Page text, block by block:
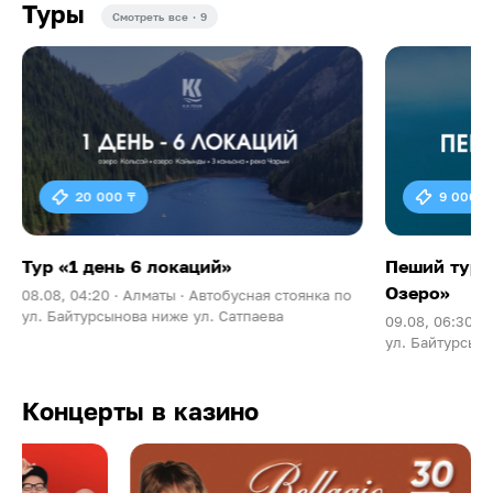
Туры Смотреть все · 9
20 000 ₸
Тур «1 день 6 локаций»
08.08, 04:20 · Алматы · Автобусная стоянка по
ул. Байтурсынова ниже ул. Сатпаева
9 000 ₸
Пеший тур
Озеро»
09.08, 06:30 ·
ул.
Концерты в казино